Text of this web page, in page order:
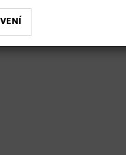
děti Little Green - 13 g